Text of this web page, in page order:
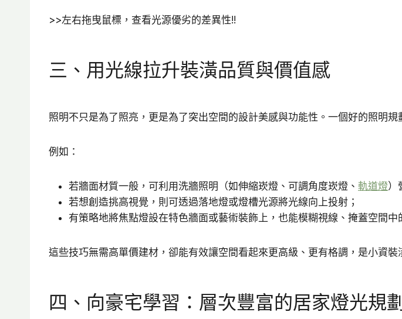
>>左右拖曳鼠標，查看光源優劣的差異性!!
三、用光線拉升裝潢品質與價值感
照明不只是為了照亮，更是為了突出空間的設計美感與功能性。一個好的照明
例如：
若牆面材質一般，可利用洗牆照明（如伸縮崁燈、可調角度崁燈、 軌道燈）
若想創造挑高視覺，則可透過落地燈或燈槽光源將光線向上投射；
有策略地將焦點燈設在特色牆面或藝術裝飾上，也能模糊視線、掩蓋空間中
這些技巧無需高單價建材，卻能有效讓空間看起來更高級、更有格調，是小資裝
四、向豪宅學習：層次豐富的居家燈光規劃